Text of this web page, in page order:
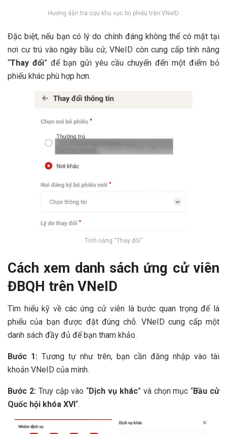
Hướng dẫn tra cứu khu vực bỏ phiếu trên VNeID
Đặc biệt, nếu bạn có lý do chính đáng không thể có mặt tại
nơi cư trú vào ngày bầu cử, VNeID còn cung cấp tính năng
“Thay đổi” để bạn gửi yêu cầu chuyển đến một điểm bỏ
phiếu khác phù hợp hơn.
Tính năng “Thay đổi”
Cách xem danh sách ứng cử viên
ĐBQH trên VNeID
Tìm hiểu kỹ về các ứng cử viên là bước quan trọng để lá
phiếu của bạn được đặt đúng chỗ. VNeID cung cấp một
danh sách đầy đủ để bạn tham khảo.
Bước 1: Tương tự như trên, bạn cần đăng nhập vào tài
khoản VNeID của mình.
Bước 2:Truy cập vào “Dịch vụ khác” và chọn mục “Bầu cử
Quốc hội khóa XVI“.